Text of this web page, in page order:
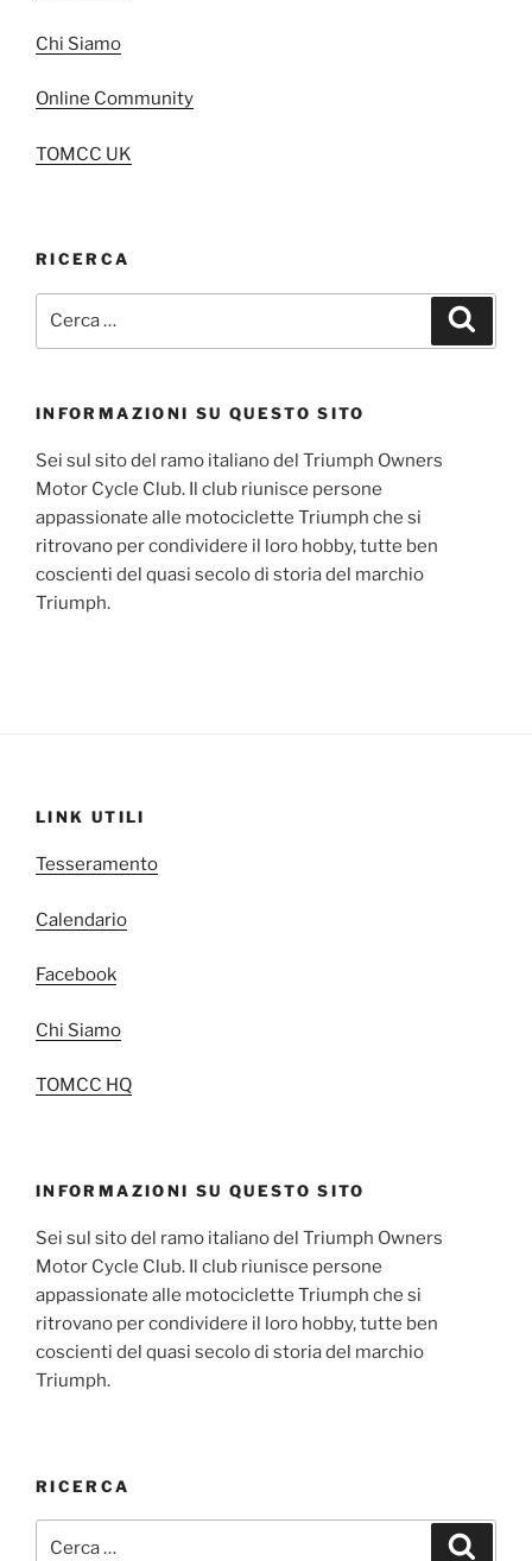
Chi Siamo
Online Community
TOMCC UK
RICERCA
INFORMAZIONI SU QUESTO SITO
Sei sul sito del ramo italiano del Triumph Owners
Motor Cycle Club. Il club riunisce persone
appassionate alle motociclette Triumph che si
ritrovano per condividere il loro hobby, tutte ben
coscienti del quasi secolo di storia del marchio
Triumph.
LINK UTILI
Tesseramento
Calendario
Facebook
Chi Siamo
TOMCC HQ
INFORMAZIONI SU QUESTO SITO
Sei sul sito del ramo italiano del Triumph Owners
Motor Cycle Club. Il club riunisce persone
appassionate alle motociclette Triumph che si
ritrovano per condividere il loro hobby, tutte ben
coscienti del quasi secolo di storia del marchio
Triumph.
RICERCA